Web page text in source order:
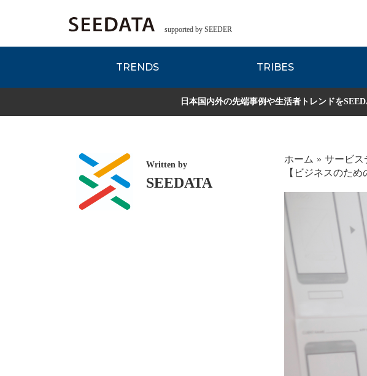
supported by SEEDER
TRENDS TRIBES
EDITORIAL REPORT Zsレポート 流通レポー
各種データのご紹介
日本国内外の先端事例や生活者トレンドを
Written by
SEEDATA
ホーム
サービス
【ビジネスのた